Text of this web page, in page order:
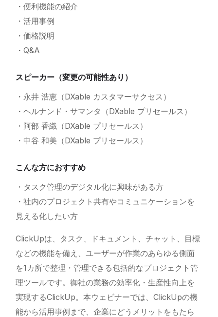
・便利機能の紹介
・活用事例
・価格説明
・Q&A
スピーカー（変更の可能性あり）
・永井 浩恵（DXable カスタマーサクセス）
・ヘルナンド・サマンタ（DXable プリセールス）
・阿部 香織（DXable プリセールス）
・中谷 和美（DXable プリセールス）
こんな方におすすめ
・タスク管理のデジタル化に興味がある方
・社内のプロジェクト共有やコミュニケーションを
見える化したい方
ClickUpは、タスク、ドキュメント、チャット、目標
などの機能を備え、ユーザーが作業のあらゆる側面
を1カ所で整理・管理できる包括的なプロジェクト管
理ツールです。御社の業務の効率化・生産性向上を
実現するClickUp。本ウェビナーでは、ClickUpの機
能から活用事例まで、企業にどうメリットをもたら